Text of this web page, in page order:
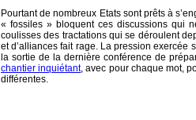
Pourtant de nombreux Etats sont prêts à
« fossiles » bloquent ces discussions qui
coulisses des tractations qui se déroulent
et d’alliances fait rage. La pression exercée
la sortie de la dernière conférence de
chantier inquiétant, avec pour chaque mot,
différentes.